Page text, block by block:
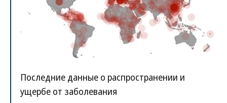
Последние данные о распространении и
ущербе от заболевания